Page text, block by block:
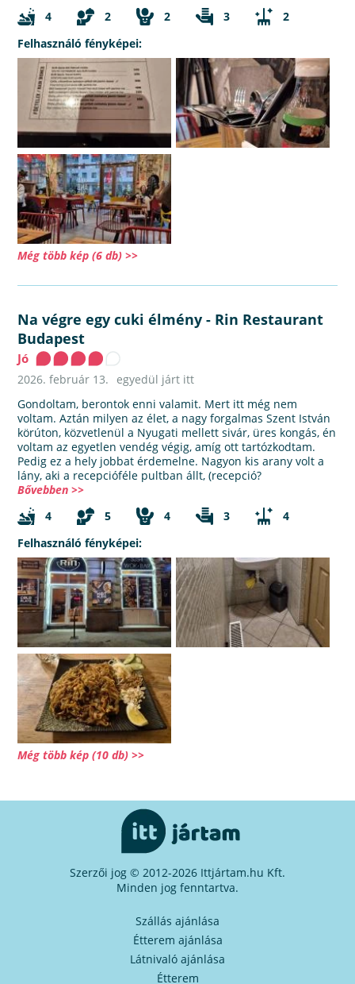
4
2 2 3
2
Felhasználó fényképei:
Még több kép (6 db) >>
Na végre egy cuki élmény- Rin Restaurant
Budapest
Jó
2026. február 13.
egyedül járt itt
Gondoltam, berontok enni valamit. Mert itt még nem
voltam. Aztán milyen az élet, a nagy forgalmas Szent István
körúton, közvetlenül a Nyugati mellett sivár, üres kongás, én
voltam az egyetlen vendég végig, amíg ott tartózkodtam.
Pedig ez a hely jobbat érdemelne. Nagyon kis arany volt a
lány, aki a recepcióféle pultban állt, (recepció?
Bővebben >>
4
5 4 3
4
Felhasználó fényképei:
Még több kép (10 db) >>
Szerzői jog © 2012-2026 Ittjártam.hu Kft.
Minden jog fenntartva.
Szállás ajánlása
Étterem ajánlása
Látnivaló ajánlása
Étterem